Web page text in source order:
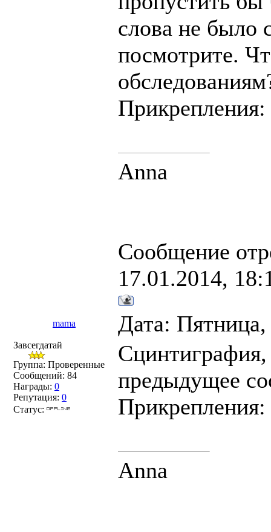
слова не было
посмотрите.
Прикрепления:
Anna
Сообщение
17.01.2014,
mama Дата:
Завсегдатай
Группа: Проверенные
Сообщений: 84
Награды: 0
Репутация: 0
Статус:
предыдущее
Прикрепления:
Anna